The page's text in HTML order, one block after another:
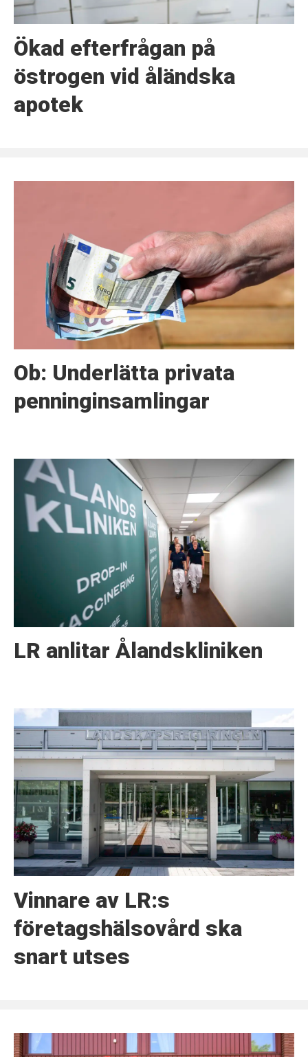
Ökad efterfrågan på
östrogen vid åländska
apotek
Ob: Underlätta privata
penninginsamlingar
LR anlitar Ålandskliniken
Vinnare av LR:s
företagshälsovård ska
snart utses